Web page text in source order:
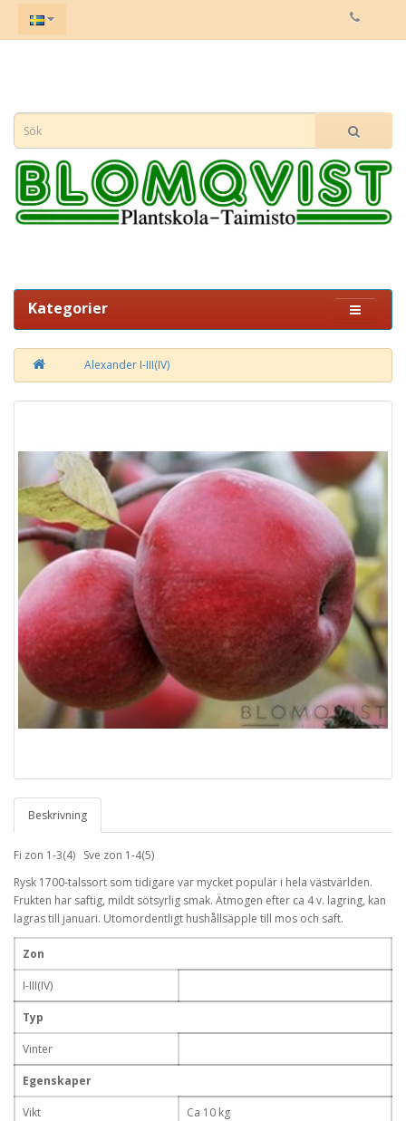
Kategorier
Alexander I-III(IV)
Beskrivning
Fi zon 1-3(4) Sve zon 1-4(5)
Rysk 1700-talssort som tidigare var mycket populär i hela västvärlden.
Frukten har saftig, mildt sötsyrlig smak. Ätmogen efter ca 4 v. lagring, kan
lagras till januari. Utomordentligt hushållsäpple till mos och saft.
Zon
I-III(IV)
Typ
Vinter
Egenskaper
Vikt Ca 10 kg